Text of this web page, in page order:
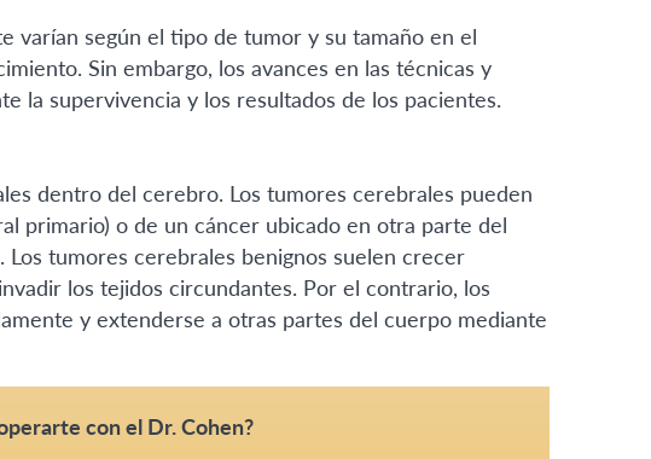
varían según el tipo de tumor y su tamaño en el
Sin embargo, los avances en las técnicas y
la supervivencia y los resultados de los pacientes.
dentro del cerebro. Los tumores cerebrales pueden
primario) o de un cáncer ubicado en otra parte del
tumores cerebrales benignos suelen crecer
los tejidos circundantes. Por el contrario, los
y extenderse a otras partes del cuerpo mediante
con el Dr. Cohen?